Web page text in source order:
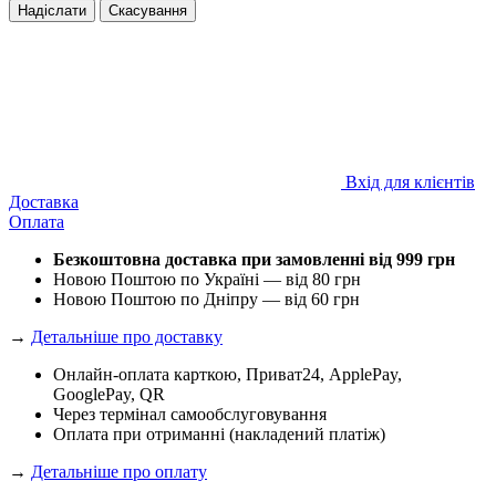
Надіслати Скасування
Вхід для клієнтів
Доставка
Оплата
Безкоштовна доставка при замовленні від 999 грн
Новою Поштою по Україні — від 80 грн
Новою Поштою по Дніпру — від 60 грн
→ Детальніше про доставку
Онлайн-оплата карткою, Приват24, ApplePay,
GooglePay, QR
Через термінал самообслуговування
Оплата при отриманні (накладений платіж)
→ Детальніше про оплату